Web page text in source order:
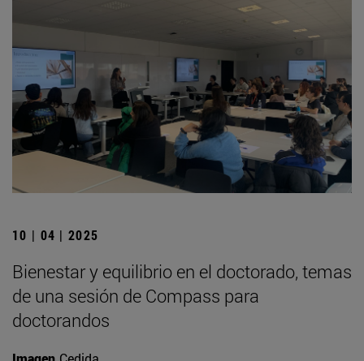
10 | 04 | 2025
Bienestar y equilibrio en el doctorado, temas
de una sesión de Compass para
doctorandos